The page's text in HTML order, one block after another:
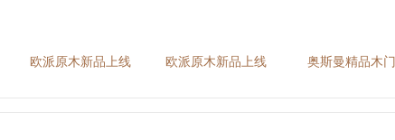
欧派原木新品上线 欧派原木新品上线 奥斯曼精品木门